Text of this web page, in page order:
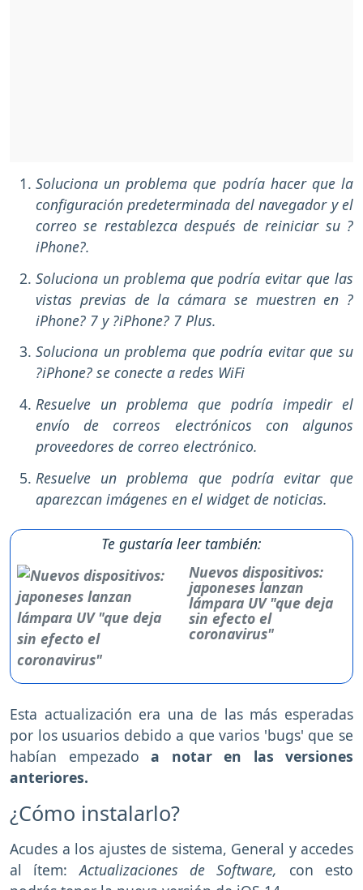
Soluciona un problema que podría hacer que la
configuración predeterminada del navegador y el
correo se restablezca después de reiniciar su ?
iPhone?.
Soluciona un problema que podría evitar que las
vistas previas de la cámara se muestren en ?
iPhone? 7 y ?iPhone? 7 Plus.
Soluciona un problema que podría evitar que su
?iPhone? se conecte a redes WiFi
Resuelve un problema que podría impedir el
envío de correos electrónicos con algunos
proveedores de correo electrónico.
Resuelve un problema que podría evitar que
aparezcan imágenes en el widget de noticias.
Te gustaría leer también:
Nuevos dispositivos:
japoneses lanzan
lámpara UV "que deja
sin efecto el
coronavirus"
Esta actualización era una de las más esperadas
por los usuarios debido a que varios 'bugs' que se
habían empezado a notar en las versiones
anteriores.
¿Cómo instalarlo?
Acudes a los ajustes de sistema, General y accedes
al ítem:Actualizaciones de Software, con esto